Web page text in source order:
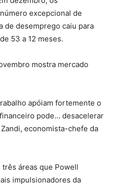
excepcional de
de desemprego caiu para
53 a 12 meses.
mostra mercado
apóiam fortemente o
pode… desacelerar
economista-chefe da
áreas que Powell
impulsionadores da